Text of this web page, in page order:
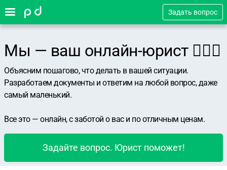
Задать вопрос
Мы — ваш онлайн-юрист 👨🏻‍⚖️
Объясним пошагово, что делать в вашей ситуации.
Разработаем документы и ответим на любой вопрос, даже
самый маленький.
Все это — онлайн, с заботой о вас и по отличным ценам.
Задайте вопрос. Юрист поможет!